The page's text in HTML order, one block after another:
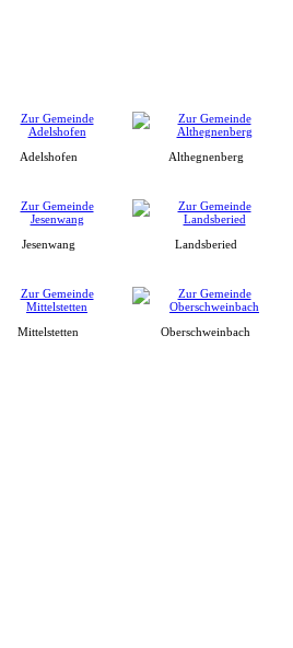
Adelshofen Althegnenberg
Jesenwang Landsberied
Mittelstetten Oberschweinbach